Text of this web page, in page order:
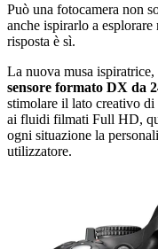
Può una fotocamera non
anche ispirarlo a
risposta è sì.
La nuova musa ispiratrice,
sensore formato DX da
stimolare il lato creativo
ai fluidi filmati Full HD,
ogni situazione la
utilizzatore.